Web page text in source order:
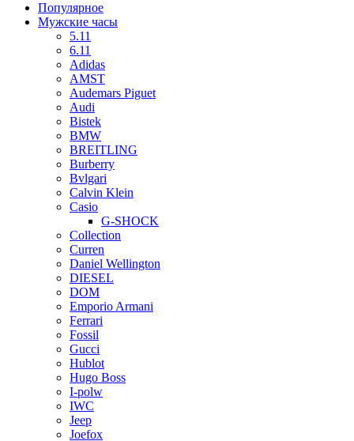
Популярное
Мужские часы
5.11
6.11
Adidas
AMST
Audemars Piguet
Audi
Bistek
BMW
BREITLING
Burberry
Bvlgari
Calvin Klein
Casio
G-SHOCK
Collection
Curren
Daniel Wellington
DIESEL
DOM
Emporio Armani
Ferrari
Fossil
Gucci
Hublot
Hugo Boss
I-polw
IWC
Jeep
Joefox